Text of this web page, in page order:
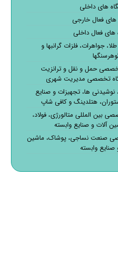
های داخلی
های فعال خارجی
های فعال داخلی
جواهرات، فلزات گرانبها و
حمل و نقل و ترانزیت
تخصصی مدیریت شهری
نوشیدنی ها، تجهیزات و صنایع
هتلدینگ و کافی شاپ
بین المللی متالورژی، فولاد،
آلات و صنایع وابسته
صنعت نساجی، پوشاک، ماشین
صنایع وابسته